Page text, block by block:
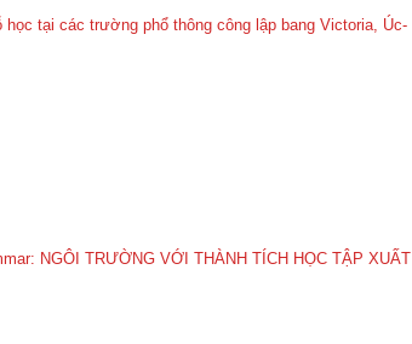
học tại các trường phổ thông công lập bang Victoria, Úc-
NGÔI TRƯỜNG VỚI THÀNH TÍCH HỌC TẬP XUẤT